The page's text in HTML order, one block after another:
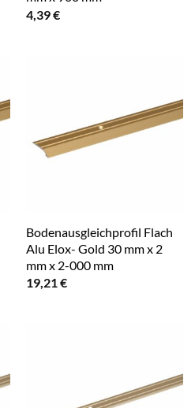
4,39€
Bodenausgleichprofil Flach
Alu Elox- Gold 30 mm x 2
mm x 2-000 mm
19,21€